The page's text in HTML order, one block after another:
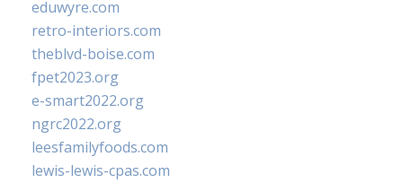
eduwyre.com
retro-interiors.com
theblvd-boise.com
fpet2023.org
e-smart2022.org
ngrc2022.org
leesfamilyfoods.com
lewis-lewis-cpas.com